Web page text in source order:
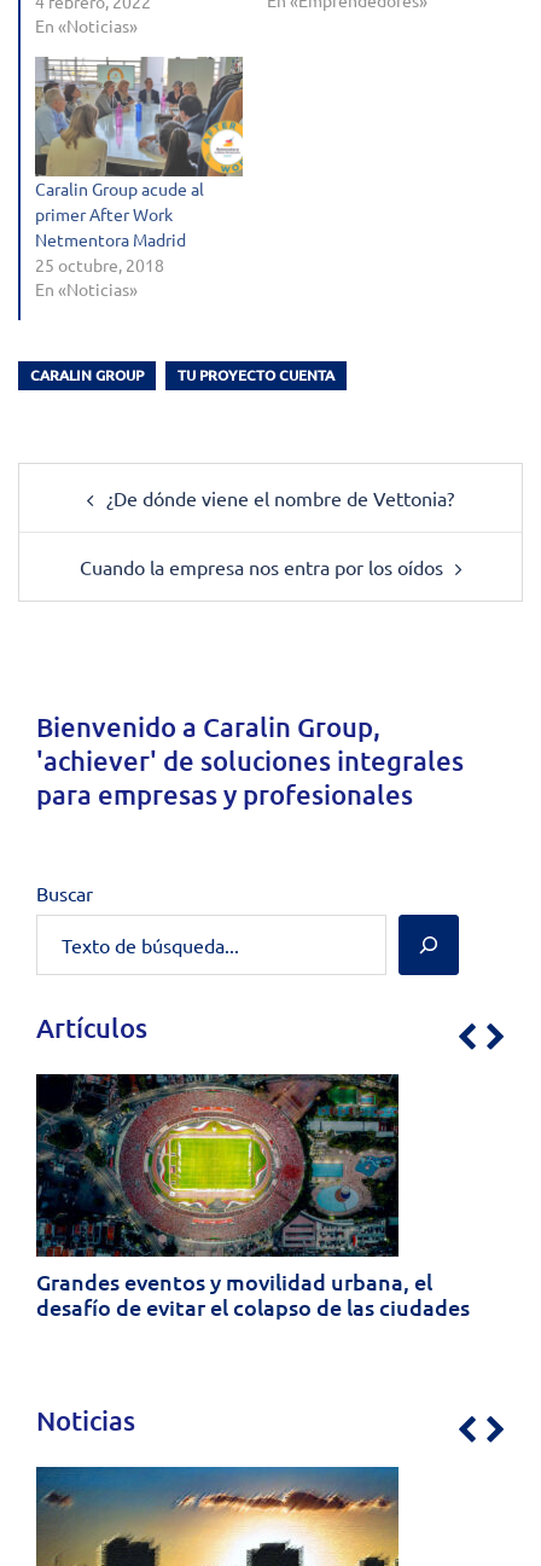
En «Noticias»
Caralin Group acude al
primer After Work
Netmentora Madrid
25 octubre, 2018
En «Noticias»
CARALIN GROUP TU PROYECTO CUENTA
navigation¿De dónde viene el nombre de Vettonia?
Cuando la empresa nos entra por los oídos
Bienvenido a Caralin Group,
'achiever' de soluciones integrales
para empresas y profesionales
Buscar
Artículos
Grandes eventos y movilidad urbana, el
desafío de evitar el colapso de las ciudades
Noticias